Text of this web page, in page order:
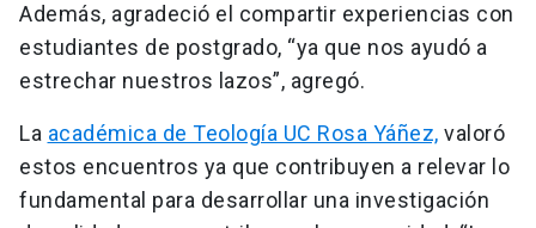
Además, agradeció el compartir experiencias con
estudiantes de postgrado, “ya que nos ayudó a
estrechar nuestros lazos”, agregó.
La académica de Teología UC Rosa Yáñez, valoró
estos encuentros ya que contribuyen a relevar lo
fundamental para desarrollar una investigación